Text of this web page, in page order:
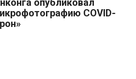
опубликовал
COVID-